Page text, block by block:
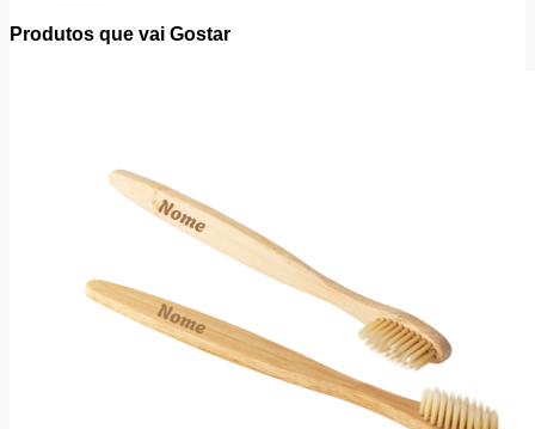
Produtos que vai Gostar